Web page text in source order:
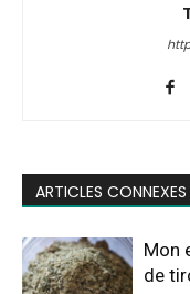
ARTICLES CONNEXES
Mon
de